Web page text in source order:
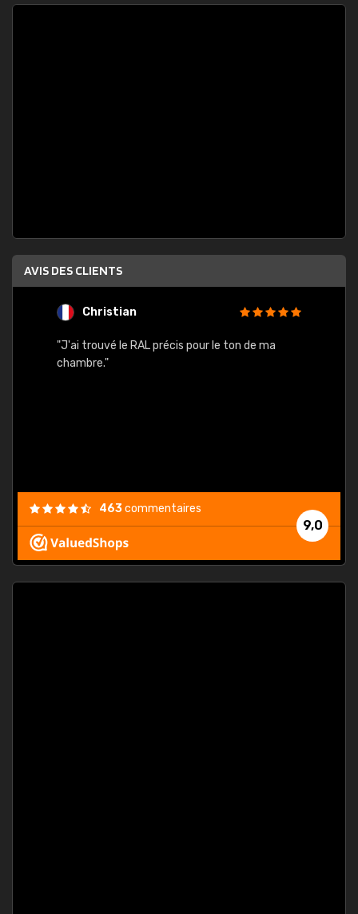
AVIS DES CLIENTS
Christian
"J'ai trouvé le RAL précis pour le ton de ma
chambre."
9,0
463commentaires